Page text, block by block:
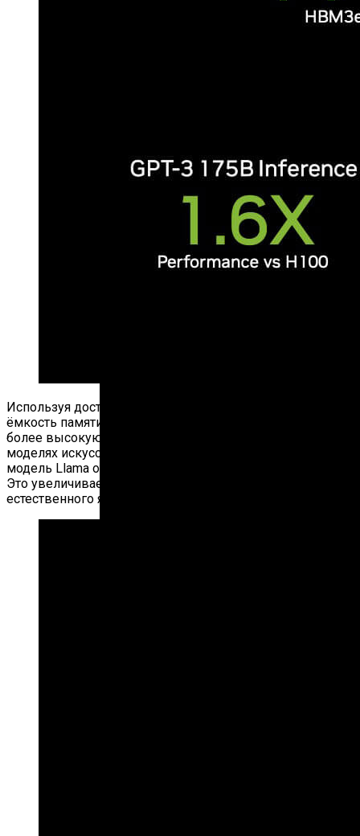
Используя достаточную пропускную способность и
ёмкость памяти, HGX H200 обеспечивает почти в 2 раза
более высокую скорость вывода на продвинутых
моделях искусственного интеллекта, таких как языковая
модель Llama от Anthropic с 70 миллиардами параметров.
Это увеличивает время отклика при обработке
естественного языка.